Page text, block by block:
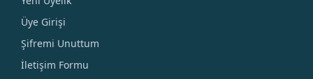
Üye Girişi
Şifremi Unuttum
İletişim Formu